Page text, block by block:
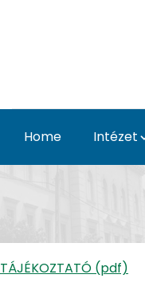
Home Intézet
Duális
TÁJÉKOZTATÓ (pdf)